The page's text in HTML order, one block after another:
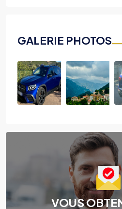
GALERIE PHOTOS
VOUS